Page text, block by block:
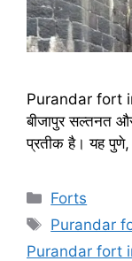
Purandar fort
बीजापुर सल्तनत
प्रतीक है। यह पुणे,
Categories
Forts
Tags
Purandar
Purandar fort